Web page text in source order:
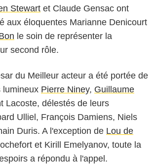
Stewart et Claude Gensac ont
aux éloquentes Marianne Denicourt
le soin de représenter la
second rôle.
du Meilleur acteur a été portée de
lumineux Pierre Niney, Guillaume
Lacoste, délestés de leurs
Ulliel, François Damiens, Niels
Duris. A l'exception de Lou de
et Kirill Emelyanov, toute la
a répondu à l'appel.